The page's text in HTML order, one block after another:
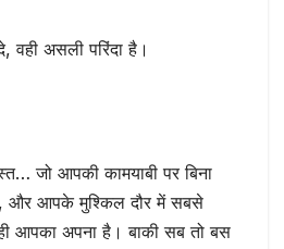
वही असली परिंदा है।
जो आपकी कामयाबी पर बिना
और आपके मुश्किल दौर में सबसे
आपका अपना है। बाकी सब तो बस